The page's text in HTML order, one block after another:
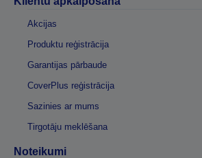
Akcijas
Produktu reģistrācija
Garantijas pārbaude
CoverPlus reģistrācija
Sazinies ar mums
Tirgotāju meklēšana
Noteikumi